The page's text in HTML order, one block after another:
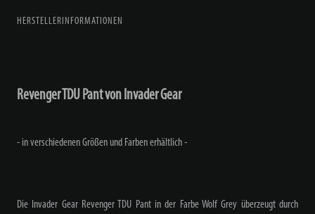
HERSTELLERINFORMATIONEN
Revenger TDU Pant von Invader Gear
- in verschiedenen Größen und Farben erhältlich -
Die Invader Gear Revenger TDU Pant in der Farbe Wolf Grey überzeugt durch